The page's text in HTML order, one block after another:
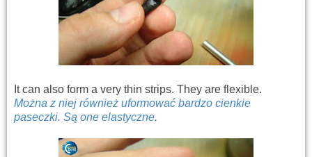
It can also form a very thin strips. They are flexible.
Można z niej również uformować bardzo cienkie
paseczki. Są one elastyczne.